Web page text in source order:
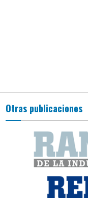
Otras publicaciones